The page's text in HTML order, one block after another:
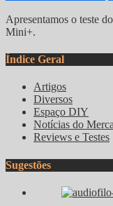
Apresentamos o teste
Mini+.
Índice Geral
Artigos
Diversos
Espaço DIY
Notícias do
Reviews e Testes
Sugestões